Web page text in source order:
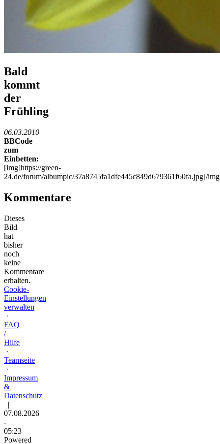
Bald
kommt
der
Frühling
06.03.2010
BBCode
zum
Einbetten:
[img]https://green-
24.de/forum/albumpic/37a8745fa1dfe445c849d679361f60fa.jpg[/
Kommentare
Dieses
Bild
hat
bisher
noch
keine
Kommentare
erhalten.
Cookie-
Einstellungen
verwalten
·
FAQ
/
Hilfe
·
Teamseite
·
Impressum
&
Datenschutz
|
07.08.2026
-
05:23
Powered